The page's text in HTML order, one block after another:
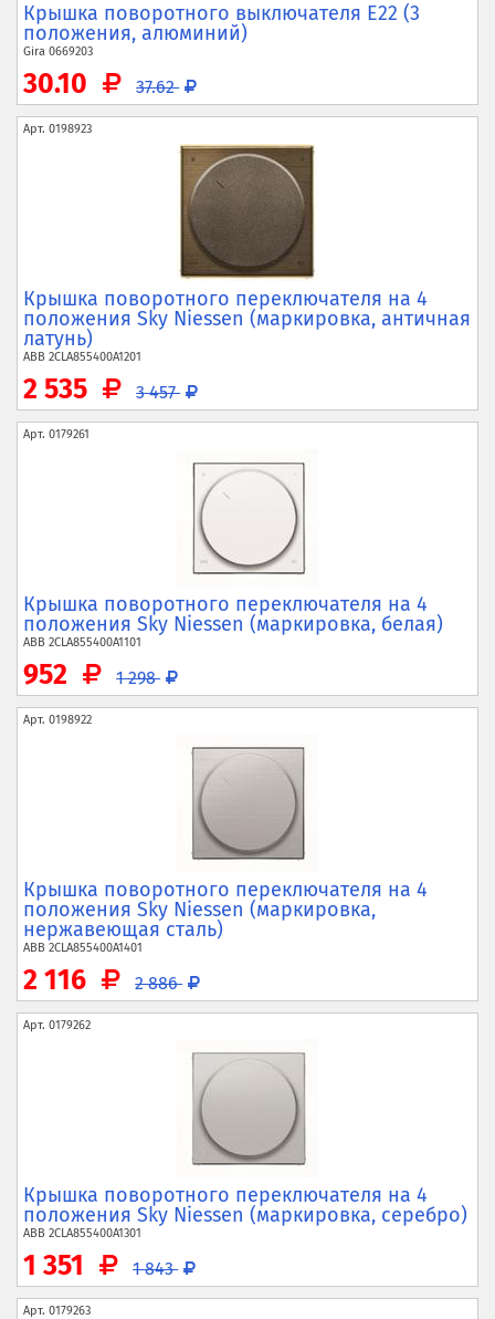
Крышка поворотного выключателя E22 (3
положения, алюминий)
Gira 0669203
30.10 37.62
Арт. 0198923
Крышка поворотного переключателя на 4
положения Sky Niessen (маркировка, античная
латунь)
ABB 2CLA855400A1201
2 535 3 457
Арт. 0179261
Крышка поворотного переключателя на 4
положения Sky Niessen (маркировка, белая)
ABB 2CLA855400A1101
952 1 298
Арт. 0198922
Крышка поворотного переключателя на 4
положения Sky Niessen (маркировка,
нержавеющая сталь)
ABB 2CLA855400A1401
2 116 2 886
Арт. 0179262
Крышка поворотного переключателя на 4
положения Sky Niessen (маркировка, серебро)
ABB 2CLA855400A1301
1 351 1 843
Арт. 0179263